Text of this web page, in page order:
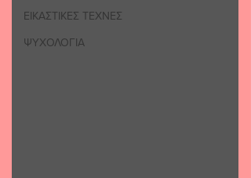
ΕΙΚΑΣΤΙΚΕΣ ΤΕΧΝΕΣ
ΨΥΧΟΛΟΓΙΑ